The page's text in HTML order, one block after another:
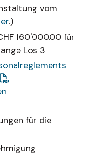
vom
.)
160'000.00 für
Los 3
für die